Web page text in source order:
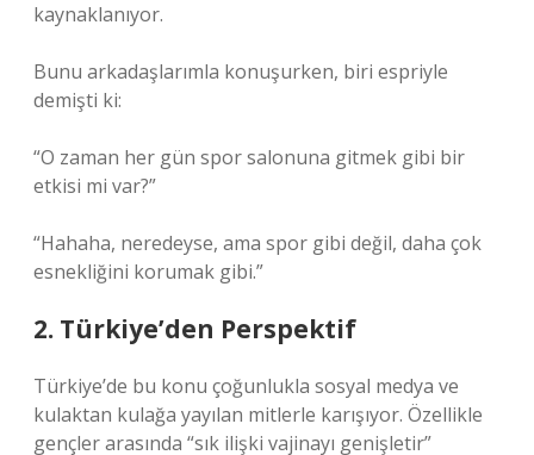
kaynaklanıyor.
Bunu arkadaşlarımla konuşurken, biri espriyle
demişti ki:
“O zaman her gün spor salonuna gitmek gibi bir
etkisi mi var?”
“Hahaha, neredeyse, ama spor gibi değil, daha çok
esnekliğini korumak gibi.”
2. Türkiye’den Perspektif
Türkiye’de bu konu çoğunlukla sosyal medya ve
kulaktan kulağa yayılan mitlerle karışıyor. Özellikle
gençler arasında “sık ilişki vajinayı genişletir”